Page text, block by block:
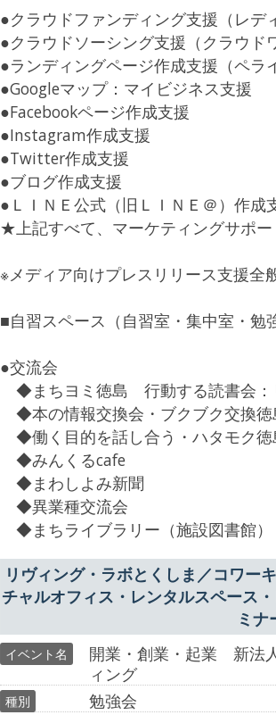
●クラウドファンディング支援（レデ
●クラウドソーシング支援（クラウド
●ランディングページ作成支援（ペラ
●Googleマップ：マイビジネス支援
●Facebookページ作成支援
●Instagram作成支援
●Twitter作成支援
●ブログ作成支援
●ＬＩＮＥ公式（旧ＬＩＮＥ＠）作成
★上記すべて、マーケティングサポー
※メディア向けプレスリリース支援全
■自習スペース（自習室・集中室・勉
●交流会
◆まちヨミ徳島 行動する読書会：
◆本の情報交換会・ブクブク交換徳
◆働く目的を話し合う・ハタモク徳
◆みんくるcafe
◆まわしよみ新聞
◆異業種交流会
◆まちライブラリー（施設図書館）
リヴィング・ラボとくしま／コワー
チャルオフィス・レンタルスペース
ミナ
イベント名
開業・創業・起業　新法
ィング
種別 勉強会